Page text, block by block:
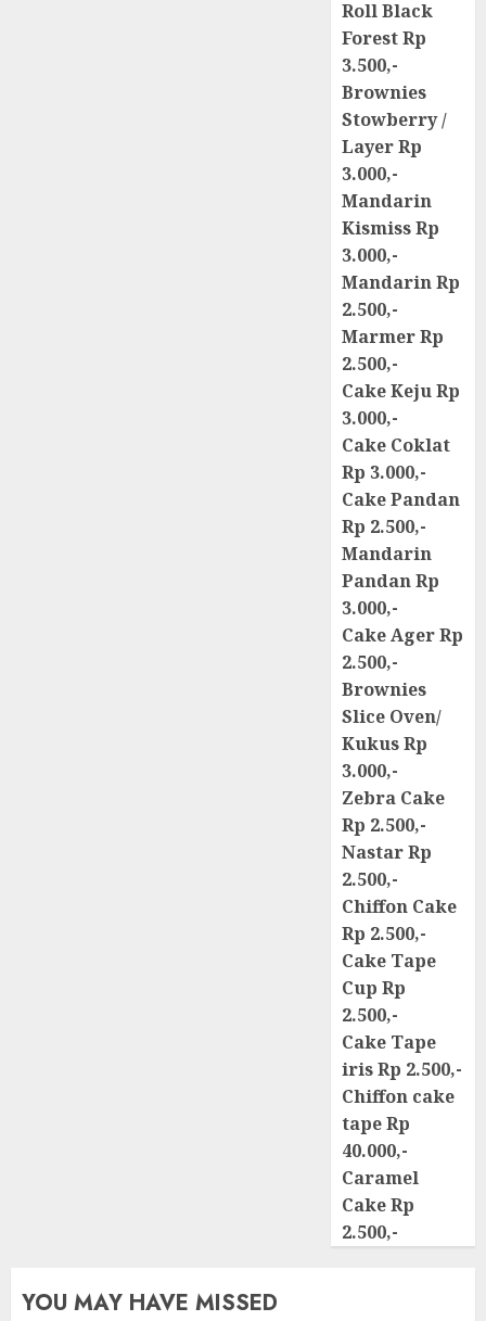
Roll Black
Forest Rp
3.500,-
Brownies
Stowberry /
Layer Rp
3.000,-
Mandarin
Kismiss Rp
3.000,-
Mandarin Rp
2.500,-
Marmer Rp
2.500,-
Cake Keju Rp
3.000,-
Cake Coklat
Rp 3.000,-
Cake Pandan
Rp 2.500,-
Mandarin
Pandan Rp
3.000,-
Cake Ager Rp
2.500,-
Brownies
Slice Oven/
Kukus Rp
3.000,-
Zebra Cake
Rp 2.500,-
Nastar Rp
2.500,-
Chiffon Cake
Rp 2.500,-
Cake Tape
Cup Rp
2.500,-
Cake Tape
iris Rp 2.500,-
Chiffon cake
tape Rp
40.000,-
Caramel
Cake Rp
2.500,-
YOU MAY HAVE MISSED